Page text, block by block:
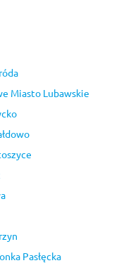
Miasto Lubawskie
Pasłęcka